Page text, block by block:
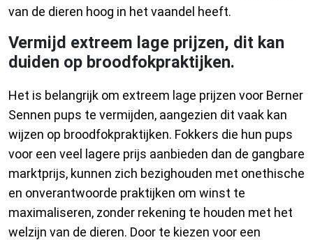
van de dieren hoog in het vaandel heeft.
Vermijd extreem lage prijzen, dit kan
duiden op broodfokpraktijken.
Het is belangrijk om extreem lage prijzen voor Berner
Sennen pups te vermijden, aangezien dit vaak kan
wijzen op broodfokpraktijken. Fokkers die hun pups
voor een veel lagere prijs aanbieden dan de gangbare
marktprijs, kunnen zich bezighouden met onethische
en onverantwoorde praktijken om winst te
maximaliseren, zonder rekening te houden met het
welzijn van de dieren. Door te kiezen voor een